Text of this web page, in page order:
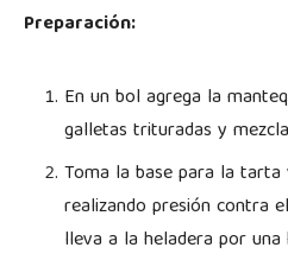
Preparación:
En un bol agrega la
galletas trituradas y
Toma la base para la
realizando presión contra
lleva a la heladera por una